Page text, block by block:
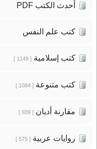
أحدث الكتب PDF
كتب علم النفس
كتب إسلامية[ 1149 ]
كتب متنوعة[ 1084 ]
مقارنة أديان[ 939 ]
روايات عربية[ 575 ]